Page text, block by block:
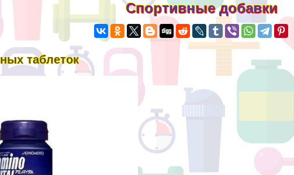
Спортивные добавки
таблеток